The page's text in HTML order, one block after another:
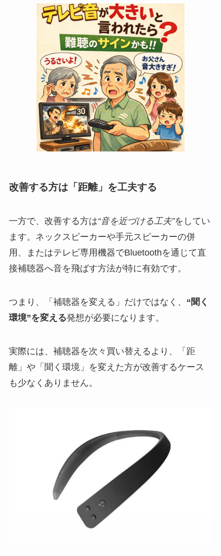
改善する方は「距離」を工夫する
一方で、改善する方は“音を近づける工夫”をしてい
ます。ネックスピーカーや手元スピーカーの併
用、またはテレビ専用機器でBluetoothを通じて直
接補聴器へ音を飛ばす方法が特に有効です。
つまり、「補聴器を変える」だけではなく、 “聞く
環境”を変える発想が必要になります。
実際には、補聴器を次々買い替えるより、「距
離」や「聞く環境」を変えた方が改善するケース
も少なくありません。